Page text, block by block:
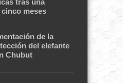
tras una
meses
de la
del elefante
Chubut